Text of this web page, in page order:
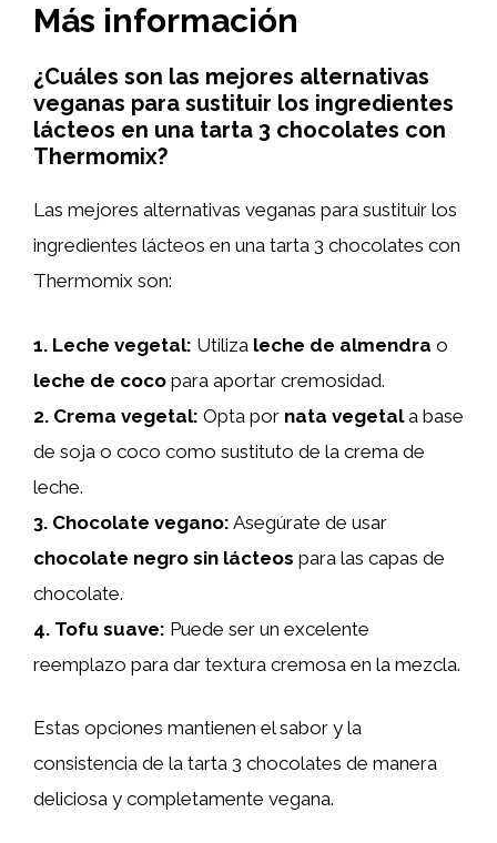
Más información
¿Cuáles son las mejores alternativas
veganas para sustituir los ingredientes
lácteos en una tarta 3 chocolates con
Thermomix?
Las mejores alternativas veganas para sustituir los
ingredientes lácteos en una tarta 3 chocolates con
Thermomix son:
1. Leche vegetal: Utiliza leche de almendra o
leche de coco para aportar cremosidad.
2. Crema vegetal: Opta por nata vegetala base
de soja o coco como sustituto de la crema de
leche.
3. Chocolate vegano: Asegúrate de usar
chocolate negro sin lácteos para las capas de
chocolate.
4. Tofu suave: Puede ser un excelente
reemplazo para dar textura cremosa en la mezcla.
Estas opciones mantienen el sabor y la
consistencia de la tarta 3 chocolates de manera
deliciosa y completamente vegana.